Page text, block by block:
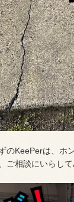
のKeePerは、ホ
ご相談にいらし